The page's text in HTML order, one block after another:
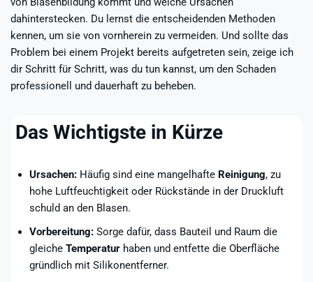
dahinterstecken. Du lernst die entscheidenden Methoden
kennen, um sie von vornherein zu vermeiden. Und sollte das
Problem bei einem Projekt bereits aufgetreten sein, zeige ich
dir Schritt für Schritt, was du tun kannst, um den Schaden
professionell und dauerhaft zu beheben.
Das Wichtigste in Kürze
Ursachen: Häufig sind eine mangelhafte Reinigung, zu
hohe Luftfeuchtigkeit oder Rückstände in der Druckluft
schuld an den Blasen.
Vorbereitung: Sorge dafür, dass Bauteil und Raum die
gleicheTemperatur haben und entfette die Oberfläche
gründlich mit Silikonentferner.